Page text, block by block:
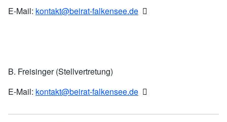
E-Mail: kontakt@beirat-falkensee.de
B. Freisinger (Stellvertretung)
E-Mail: kontakt@beirat-falkensee.de